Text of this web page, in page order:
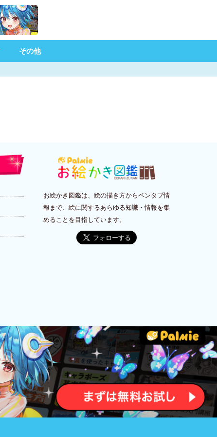
その他
お絵かき図鑑は、絵の描き方からペンタブ情
報まで、絵に関するあらゆる知識・情報を集
めることを目指しています。